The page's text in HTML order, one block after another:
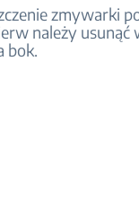
zmywarki
należy
bok.